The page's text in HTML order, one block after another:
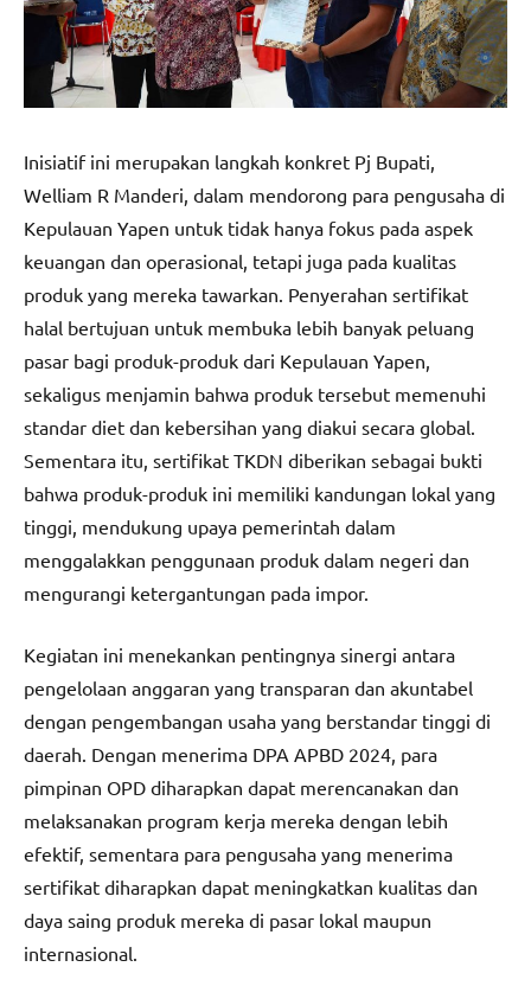
Inisiatif ini merupakan langkah konkret Pj Bupati,
Welliam R Manderi, dalam mendorong para pengusaha di
Kepulauan Yapen untuk tidak hanya fokus pada aspek
keuangan dan operasional, tetapi juga pada kualitas
produk yang mereka tawarkan. Penyerahan sertifikat
halal bertujuan untuk membuka lebih banyak peluang
pasar bagi produk-produk dari Kepulauan Yapen,
sekaligus menjamin bahwa produk tersebut memenuhi
standar diet dan kebersihan yang diakui secara global.
Sementara itu, sertifikat TKDN diberikan sebagai bukti
bahwa produk-produk ini memiliki kandungan lokal yang
tinggi, mendukung upaya pemerintah dalam
menggalakkan penggunaan produk dalam negeri dan
mengurangi ketergantungan pada impor.
Kegiatan ini menekankan pentingnya sinergi antara
pengelolaan anggaran yang transparan dan akuntabel
dengan pengembangan usaha yang berstandar tinggi di
daerah. Dengan menerima DPA APBD 2024, para
pimpinan OPD diharapkan dapat merencanakan dan
melaksanakan program kerja mereka dengan lebih
efektif, sementara para pengusaha yang menerima
sertifikat diharapkan dapat meningkatkan kualitas dan
daya saing produk mereka di pasar lokal maupun
internasional.